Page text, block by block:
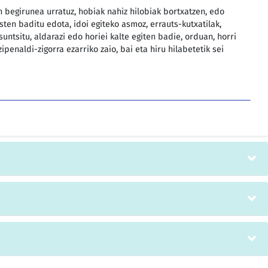
urratuz, hobiak nahiz hilobiak bortxatzen, edo
baditu edota, idoi egiteko asmoz, errauts-kutxatilak,
aldarazi edo horiei kalte egiten badie, orduan, horri
zigorra ezarriko zaio, bai eta hiru hilabetetik sei